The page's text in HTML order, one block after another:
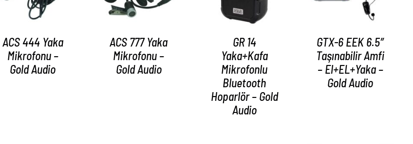
ACS 444 Yaka
Mikrofonu –
Gold Audio
ACS 777 Yaka
Mikrofonu –
Gold Audio
GR 14
Yaka+Kafa
Mikrofonlu
Bluetooth
Hoparlör – Gold
Audio
GTX-6 EEK 6.5″
Taşınabilir Amfi
– El+EL+Yaka –
Gold Audio